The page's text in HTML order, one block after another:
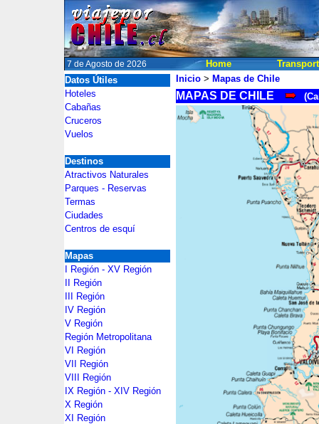
7 de Agosto de 2026 Home
Datos Útiles
Hoteles
Cabañas
Cruceros
Vuelos
Destinos
Atractivos Naturales
Parques - Reservas
Termas
Ciudades
Centros de esquí
Mapas
I Región - XV Región
II Región
III Región
IV Región
V Región
Región Metropolitana
VI Región
VII Región
VIII Región
IX Región - XIV Región
X Región
XI Región
Inicio > Mapas de Chile
MAPAS DE CHILE (